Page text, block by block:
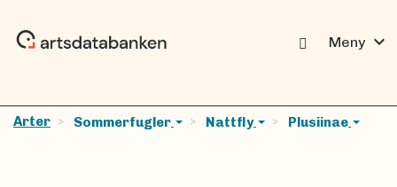
Meny expand_more
Arter Sommerfugler Nattfly Plusiinae